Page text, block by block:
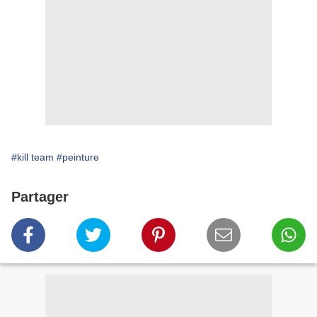
#kill team #peinture
Partager